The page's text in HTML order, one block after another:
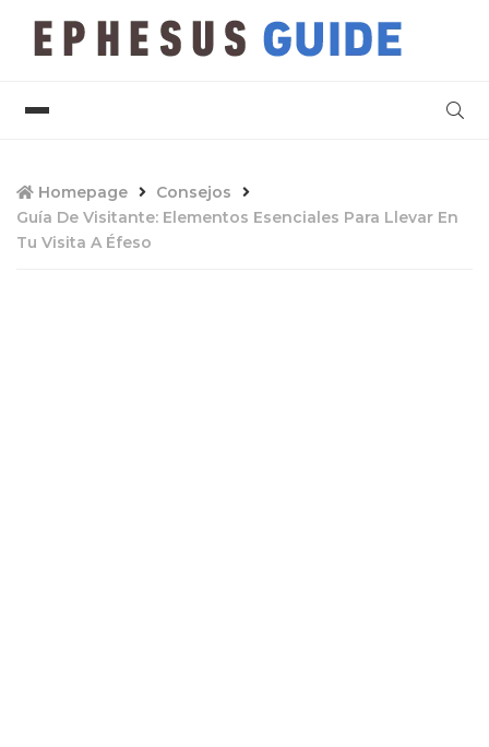
Homepage
Consejos
Guía De Visitante: Elementos Esenciales Para Llevar En
Tu Visita A Éfeso